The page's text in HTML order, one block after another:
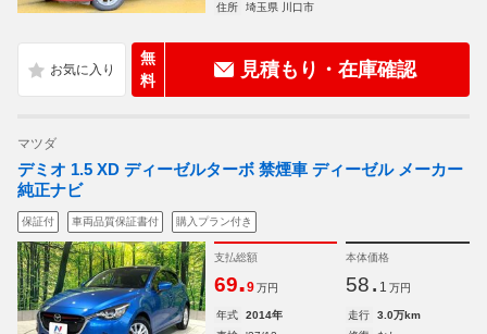
住所
埼玉県 川口市
無
料
見積もり・在庫確認
マツダ
デミオ 1.5 XD ディーゼルターボ 禁煙車 ディーゼル メーカー
純正ナビ
保証付 車両品質保証書付 購入プラン付き
支払総額
69.9 万円
本体価格
58. 1 万円
年式 2014年 走行
3.0万km